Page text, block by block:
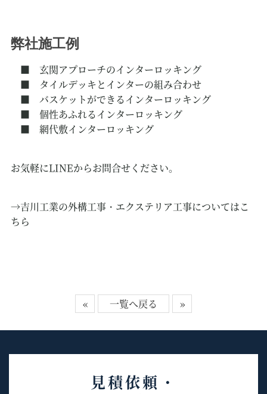
弊社施工例
■ 玄関アプローチのインターロッキング
■ タイルデッキとインターの組み合わせ
■ バスケットができるインターロッキング
■ 個性あふれるインターロッキング
■ 網代敷インターロッキング
お気軽にLINEからお問合せください。
→吉川工業の外構工事・エクステリア工事についてはこ
ちら
« 一覧へ戻る »
見積依頼・